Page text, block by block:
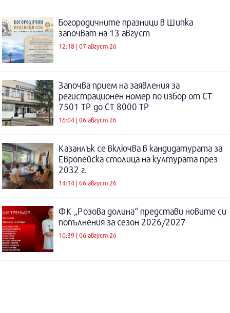
Богородичните празници в Шипка
започват на 13 август
12:18 | 07 август 26
Започва прием на заявления за
регистрационен номер по избор от СТ
7501 ТР до СТ 8000 ТР
16:04 | 06 август 26
Казанлък се включва в кандидатурата за
Европейска столица на културата през
2032 г.
14:14 | 06 август 26
ФК „Розова долина“ представи новите си
попълнения за сезон 2026/2027
10:39 | 06 август 26